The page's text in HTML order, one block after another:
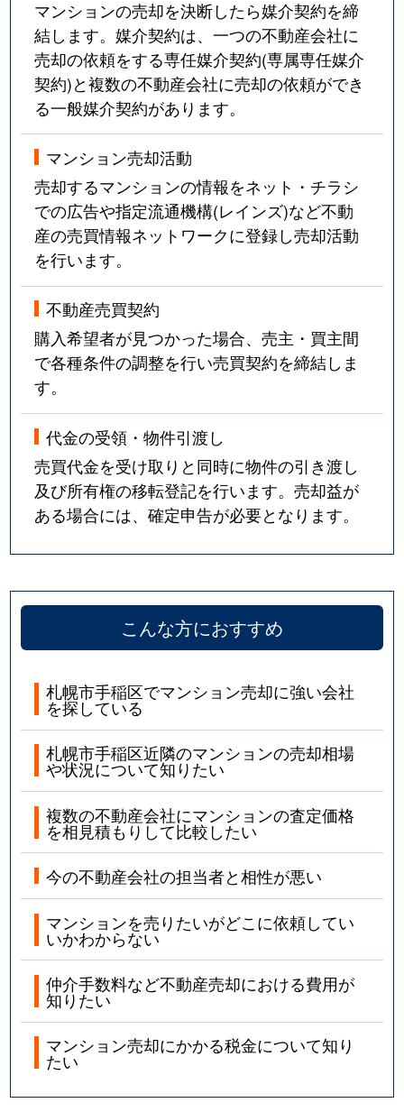
マンションの売却を決断したら媒介契約を締
結します。媒介契約は、一つの不動産会社に
売却の依頼をする専任媒介契約(専属専任媒介
契約)と複数の不動産会社に売却の依頼ができ
る一般媒介契約があります。
マンション売却活動
売却するマンションの情報をネット・チラシ
での広告や指定流通機構(レインズ)など不動
産の売買情報ネットワークに登録し売却活動
を行います。
不動産売買契約
購入希望者が見つかった場合、売主・買主間
で各種条件の調整を行い売買契約を締結しま
す。
代金の受領・物件引渡し
売買代金を受け取りと同時に物件の引き渡し
及び所有権の移転登記を行います。売却益が
ある場合には、確定申告が必要となります。
こんな方におすすめ
札幌市手稲区でマンション売却に強い会社
を探している
札幌市手稲区近隣のマンションの売却相場
や状況について知りたい
複数の不動産会社にマンションの査定価格
を相見積もりして比較したい
今の不動産会社の担当者と相性が悪い
マンションを売りたいがどこに依頼してい
いかわからない
仲介手数料など不動産売却における費用が
知りたい
マンション売却にかかる税金について知り
たい